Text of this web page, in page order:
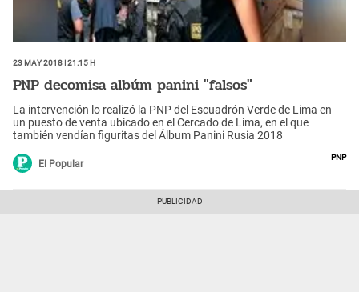
23 May 2018 | 21:15 h
PNP decomisa albúm panini "falsos"
La intervención lo realizó la PNP del Escuadrón Verde de Lima en
un puesto de venta ubicado en el Cercado de Lima, en el que
también vendían figuritas del Álbum Panini Rusia 2018
El Popular
PNP